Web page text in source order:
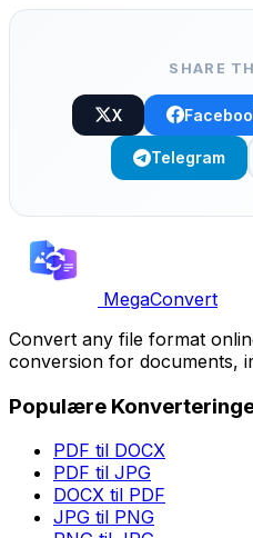
SHARE
X
Telegram
MegaConvert
Convert any file format
conversion for documents,
Populære
PDF til DOCX
PDF til JPG
DOCX til PDF
JPG til PNG